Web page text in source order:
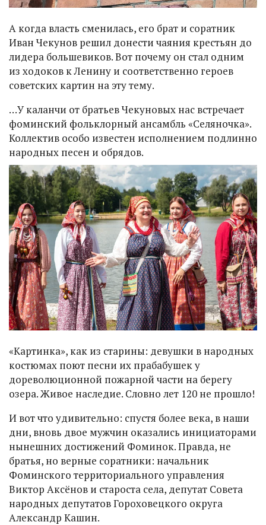
А когда власть сменилась, его брат и соратник
Иван Чекунов решил донести чаяния крестьян до
лидера большевиков. Вот почему он стал одним
из ходоков к Ленину и соответственно героев
советских картин на эту тему.
…У каланчи от братьев Чекуновых нас встречает
фоминский фольклорный ансамбль «Селяночка».
Коллектив особо известен исполнением подлинно
народных песен и обрядов.
«Картинка», как из старины: девушки в народных
костюмах поют песни их прабабушек у
дореволюционной пожарной части на берегу
озера. Живое наследие. Словно лет 120 не прошло!
И вот что удивительно: спустя более века, в наши
дни, вновь двое мужчин оказались инициаторами
нынешних достижений Фоминок. Правда, не
братья, но верные соратники: начальник
Фоминского территориального управления
Виктор Аксёнов и староста села, депутат Совета
народных депутатов Гороховецкого округа
Александр Кашин.